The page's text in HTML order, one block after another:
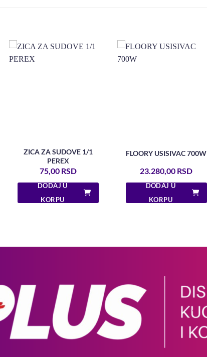
ZICA ZA SUDOVE 1/1
PEREX
75,00 RSD
DODAJ U
KORPU
FLOORY USISIVAC 700W
23.280,00 RSD
DODAJ U
KORPU